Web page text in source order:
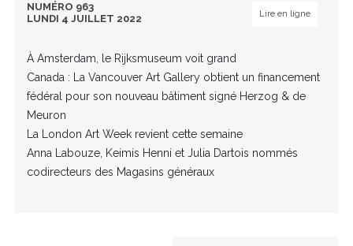
NUMÉRO 963
LUNDI 4 JUILLET 2022
Lire en ligne
À Amsterdam, le Rijksmuseum voit grand
Canada : La Vancouver Art Gallery obtient un financement
fédéral pour son nouveau bâtiment signé Herzog & de
Meuron
La London Art Week revient cette semaine
Anna Labouze, Keimis Henni et Julia Dartois nommés
codirecteurs des Magasins généraux